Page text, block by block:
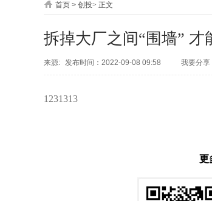
首页 > 创投> 正文
拆掉大厂之间“围墙”
来源: 发布时间：2022-09-08 09:58
我要分享
1231313
更